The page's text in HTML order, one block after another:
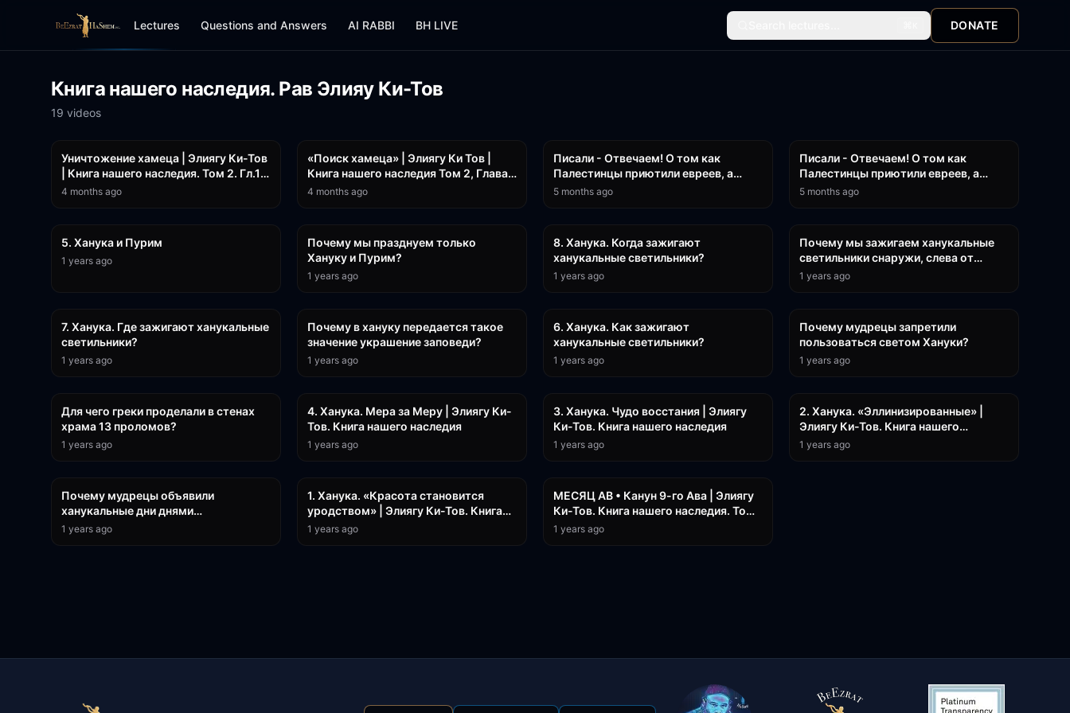
Lectures Questions and Answers AI RABBI BH LIVE DONATE
Книга нашего наследия. Рав Элияу Ки-Тов
19 videos
Уничтожение хамеца | Элиягу Ки-Тов
| Раввин Лев Лэйб Лернер
4 months ago
«Поиск хамеца» | Элиягу Ки Тов |
Книга нашего наследия Том 2, Глава
16 | Раввин Лев Лэйб Лернер
4 months ago
Писали - Отвечаем! О том как
Палестинцы приютили евреев, а
потом евреи выгнали их из их домов
5 months ago
Писали - Отвечаем! О том как
Палестинцы приютили евреев, а
потом евреи выгнали их из их домов
5 months ago
5. Ханука и Пурим
1 years ago
Почему мы празднуем только
Хануку и Пурим?
1 years ago
8. Ханука. Когда зажигают
ханукальные светильники?
1 years ago
Почему мы зажигаем ханукальные
светильники снаружи, слева от
входной двери?
1 years ago
7. Ханука. Где зажигают ханукальные
светильники?
1 years ago
Почему в хануку передается такое
значение украшение заповеди?
1 years ago
6. Ханука. Как зажигают
ханукальные светильники?
1 years ago
Почему мудрецы запретили
пользоваться светом Хануки?
1 years ago
Для чего греки проделали в стенах
храма 13 проломов?
1 years ago
4. Ханука. Мера за Меру | Элиягу Ки-
Тов. Книга нашего наследия
1 years ago
3. Ханука. Чудо восстания | Элиягу
Ки-Тов. Книга нашего наследия
1 years ago
2. Ханука. «Эллинизированные» |
Элиягу Ки-Тов. Книга нашего
наследия
1 years ago
Почему мудрецы объявили
ханукальные дни днями
прославления и благодарения только
1 years ago
1. Ханука. «Красота становится
уродством» | Элиягу Ки-Тов. Книга
нашего наследия
1 years ago
МЕСЯЦ АВ • Канун 9-го Ава | Элиягу
Ки-Тов. Книга нашего наследия. Том
2. Гл.28 | Раввин Лев Лернер
1 years ago